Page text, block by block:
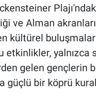
ve Alman
kültürel
etkinlikler, yalnızca
gelen gençlerin
güçlü bir köprü